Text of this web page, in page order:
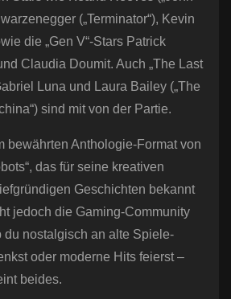
(„Terminator“), Kevin
die „Gen V“-Stars Patrick
Claudia Doumit. Auch „The Last
Luna und Laura Bailey („The
sind mit von der Partie.
bewährten Anthologie-Format von
das für seine kreativen
Geschichten bekannt
jedoch die Gaming-Community
du nostalgisch an alte Spiele-
oder moderne Hits feierst –
beides.